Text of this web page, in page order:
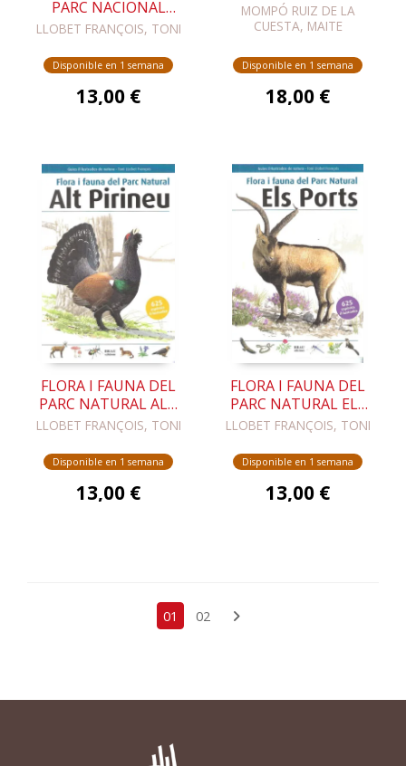
PARC NACIONAL
AIGÜESTORTES
MAURICI
LLOBET FRANÇOIS, TONI
Disponible en 1 semana
13,00 €
MOMPÓ RUIZ DE LA
CUESTA, MAITE
Disponible en 1 semana
18,00 €
FLORA I FAUNA DEL
PARC NATURAL ALT
PIRINEU
LLOBET FRANÇOIS, TONI
Disponible en 1 semana
13,00 €
FLORA I FAUNA DEL
PARC NATURAL ELS
PORTS
LLOBET FRANÇOIS, TONI
Disponible en 1 semana
13,00 €
01 02